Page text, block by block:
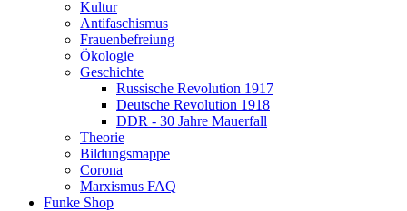
Kultur
Antifaschismus
Frauenbefreiung
Ökologie
Geschichte
Russische Revolution 1917
Deutsche Revolution 1918
DDR - 30 Jahre Mauerfall
Theorie
Bildungsmappe
Corona
Marxismus FAQ
Funke Shop